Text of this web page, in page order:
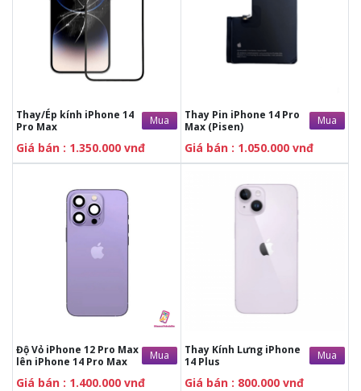
Thay/Ép kính iPhone 14
Pro Max
Mua
Giá bán : 1.350.000 vnđ
Giảm 5-15%
Gift Card
Miễn phí
kiểm tra máy, tư
vấn tổng đài. Sấy máy điện
thoại, kích nguồn cho 100%
khách hàng.
Hoàn tiền 100%khách
Apple Watch,.. nếu không
hài lòng.
Tặng ngay vocher trị
Thay Pin iPhone 14 Pro
Max (Pisen)
Mua
Giá bán : 1.050.000 vnđ
Gift Card
vấn tổng đài. Sấy máy điện
thoại, kích nguồn cho 100%
khách hàng.
Apple Watch,.. nếu không
hài lòng.
Tặng ngay vocher trị
Độ Vỏ iPhone 12 Pro Max
lên iPhone 14 Pro Max
Mua
Giá bán : 1.400.000 vnđ
Tặngcường lực trị giá 50k
khi sử dụng
Gift Card
khách hàng.
Hoàn tiền 100%
khách
hàng sửa chữa điện thoại,
Apple Watch,.. nếu không
hài lòng.
Tặng ngay voucher trị
Thay Kính Lưng iPhone
14 Plus
Mua
Giá bán : 800.000 vnđ
Gift Card
Hoàn tiền 100%
Apple Watch,.. nếu không
Tặng ngay vocher trị